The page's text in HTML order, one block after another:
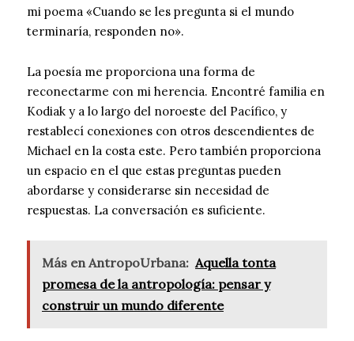
mi poema «Cuando se les pregunta si el mundo
terminaría, responden no».
La poesía me proporciona una forma de
reconectarme con mi herencia. Encontré familia en
Kodiak y a lo largo del noroeste del Pacífico, y
restablecí conexiones con otros descendientes de
Michael en la costa este. Pero también proporciona
un espacio en el que estas preguntas pueden
abordarse y considerarse sin necesidad de
respuestas. La conversación es suficiente.
Más en AntropoUrbana: Aquella tonta
promesa de la antropología: pensar y
construir un mundo diferente